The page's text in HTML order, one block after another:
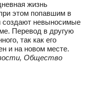
жизнь
этом попавшим в
создают невыносимые
Перевод в другую
так как его
и на новом месте.
Общество